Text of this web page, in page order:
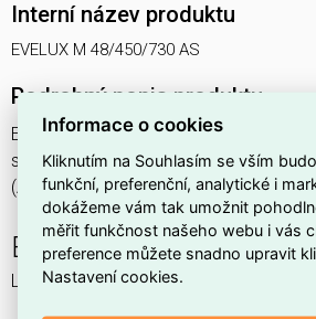
Interní název produktu
EVELUX M 48/450/730 AS
Podrobný popis produktu
EVELUX M 48/450/730 AS 77W IP66
svítidlo pouliční s modulem LED,
(Asymmetric)
EVELUX
LED svítidlo pro osvětlení komunikací.
Informace o cookies
Kliknutím na Souhlasím se vším
funkční, preferenční, analytické i
dokážeme vám tak umožnit
měřit funkčnost našeho webu i vás
preference můžete snadno upravit
Nastavení cookies.